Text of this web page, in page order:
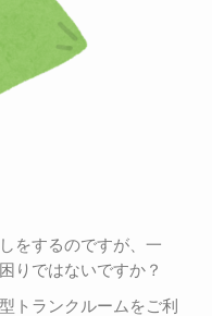
をするのですが、一
りではないですか？
トランクルームをご利